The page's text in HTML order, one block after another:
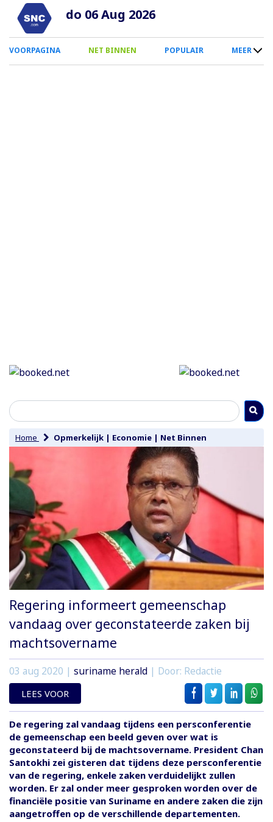
Overslaan
naar
inhoud
do 06 Aug 2026
0
Smartphone
VOORPAGINA NET BINNEN POPULAIR MEER
Home Opmerkelijk | Economie | Net Binnen
Regering informeert gemeenschap
vandaag over geconstateerde zaken bij
machtsovername
03 aug 2020 | suriname herald | Door: Redactie
LEES VOOR
De regering zal vandaag tijdens een persconferentie
de gemeenschap een beeld geven over wat is
geconstateerd bij de machtsovername. President Chan
Santokhi zei gisteren dat tijdens deze persconferentie
van de regering, enkele zaken verduidelijkt zullen
worden. Er zal onder meer gesproken worden over de
financiële positie van Suriname en andere zaken die zijn
aangetroffen op de verschillende departementen.